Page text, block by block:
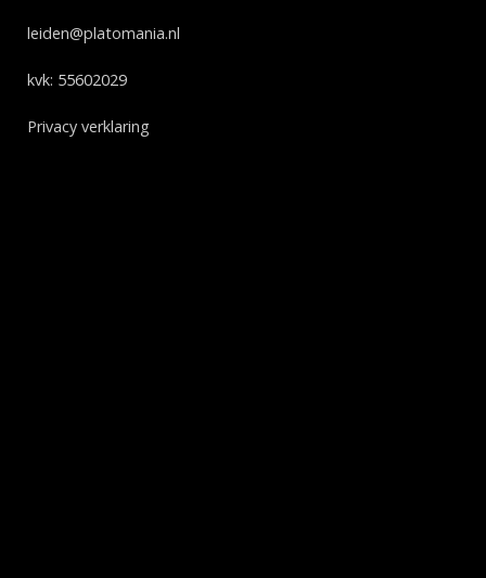
leiden@platomania.nl
kvk: 55602029
Privacy verklaring